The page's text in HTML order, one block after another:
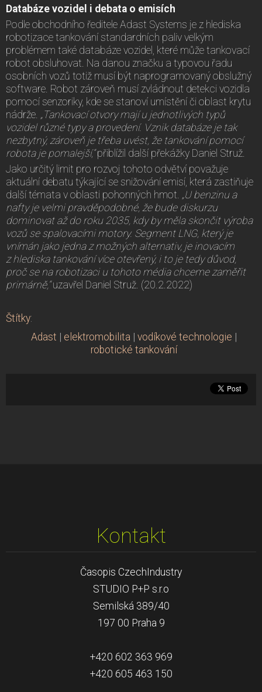
Databáze vozidel i debata o emisích
Podle obchodního ředitele Adast Systems je z hlediska
robotizace tankování standardních paliv velkým
problémem také databáze vozidel, které může tankovací
robot obsluhovat. Na danou značku a typovou řadu
osobních vozů totiž musí být naprogramovaný obslužný
software. Robot zároveň musí zvládnout detekci vozidla
pomocí senzoriky, kde se stanoví umístění či oblast krytu
nádrže. „Tankovací otvory mají u jednotlivých typů
vozidel různé typy a provedení. Vznik databáze je tak
nezbytný, zároveň je třeba uvést, že tankování pomocí
robota je pomalejší,“přiblížil další překážky Daniel Struž.
Jako určitý limit pro rozvoj tohoto odvětví považuje
aktuální debatu týkající se snižování emisí, která zastiňuje
další témata v oblasti pohonných hmot. „U benzinu a
nafty je velmi pravděpodobné, že bude diskurzu
dominovat až do roku 2035, kdy by měla skončit výroba
vozů se spalovacími motory. Segment LNG, který je
vnímán jako jedna z možných alternativ, je inovacím
z hlediska tankování více otevřený, i to je tedy důvod,
proč se na robotizaci u tohoto média chceme zaměřit
primárně,“uzavřel Daniel Struž. (20.2.2022)
Štítky:
Adast
elektromobilita vodíkové technologie
robotické tankování
Kontakt
Časopis CzechIndustry
STUDIO P+P s.r.o
Semilská 389/40
197 00 Praha 9
+420 602 363 969
+420 605 463 150